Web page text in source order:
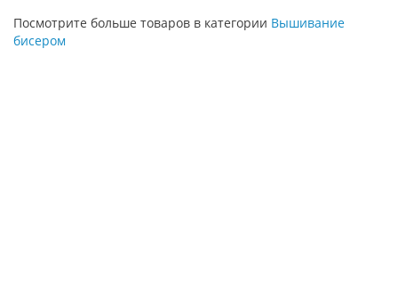
Посмотрите больше товаров в категории Вышивание
бисером